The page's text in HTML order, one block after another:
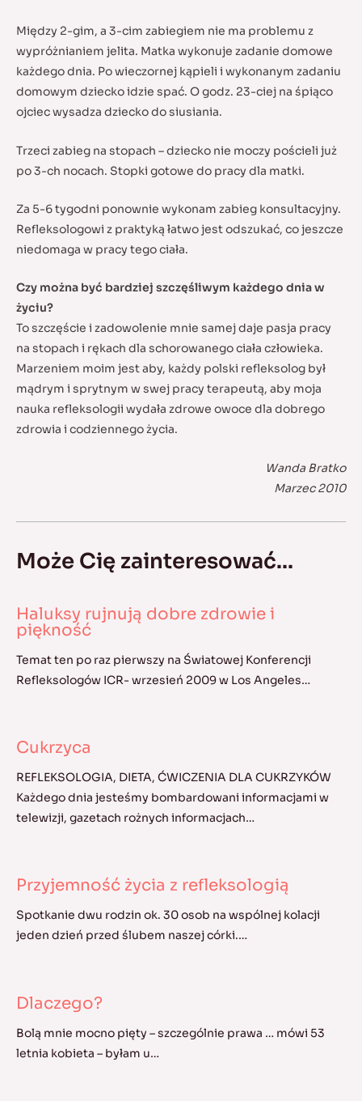
Między 2-gim, a 3-cim zabiegiem nie ma problemu z
wypróżnianiem jelita. Matka wykonuje zadanie domowe
każdego dnia. Po wieczornej kąpieli i wykonanym zadaniu
domowym dziecko idzie spać. O godz. 23-ciej na śpiąco
ojciec wysadza dziecko do siusiania.
Trzeci zabieg na stopach – dziecko nie moczy pościeli już
po 3-ch nocach. Stopki gotowe do pracy dla matki.
Za 5-6 tygodni ponownie wykonam zabieg konsultacyjny.
Refleksologowi z praktyką łatwo jest odszukać, co jeszcze
niedomaga w pracy tego ciała.
Czy można być bardziej szczęśliwym każdego dnia w
życiu?
To szczęście i zadowolenie mnie samej daje pasja pracy
na stopach i rękach dla schorowanego ciała człowieka.
Marzeniem moim jest aby, każdy polski refleksolog był
mądrym i sprytnym w swej pracy terapeutą, aby moja
nauka refleksologii wydała zdrowe owoce dla dobrego
zdrowia i codziennego życia.
Wanda Bratko
Marzec 2010
Może Cię zainteresować...
Haluksy rujnują dobre zdrowie i
piękność
Temat ten po raz pierwszy na Światowej Konferencji
Refleksologów ICR- wrzesień 2009 w Los Angeles…
Cukrzyca
REFLEKSOLOGIA, DIETA, ĆWICZENIA DLA CUKRZYKÓW
Każdego dnia jesteśmy bombardowani informacjami w
telewizji, gazetach rożnych informacjach…
Przyjemność życia z refleksologią
Spotkanie dwu rodzin ok. 30 osob na wspólnej kolacji
jeden dzień przed ślubem naszej córki.…
Dlaczego?
Bolą mnie mocno pięty – szczególnie prawa … mówi 53
letnia kobieta – byłam u…